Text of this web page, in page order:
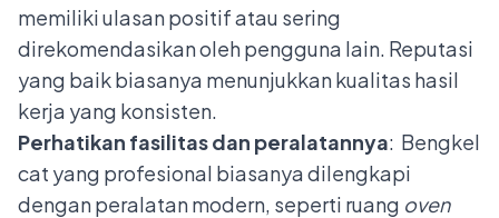
memiliki ulasan positif atau sering
direkomendasikan oleh pengguna lain. Reputasi
yang baik biasanya menunjukkan kualitas hasil
kerja yang konsisten.
Perhatikan fasilitas dan peralatannya: Bengkel
cat yang profesional biasanya dilengkapi
dengan peralatan modern, seperti ruang oven